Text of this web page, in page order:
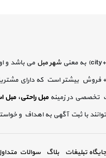
شهر مبل می باشد و
فروش بیشتر است که دارای
تخصصی در زمینه مبل راحتی،مبل
با ثبت آگهی به اهداف و
تبلیغات بلاگ سوالات